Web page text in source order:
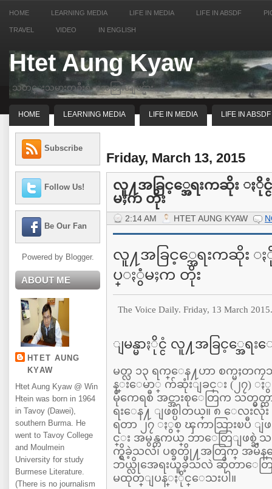
HOME LEARNING MEDIA LIFE IN MEDIA LIFE IN ABSDF
TRAVEL VIDEO IN ENGLISH
Htet Aung Kyaw
သတင္းသမားတဦးရဲ့ အေတြးအျမင္မ်ား
HOME LEARNING MEDIA LIFE IN MEDIA LIFE IN ABSDF
Subscribe
Follow Us!
Be Our Fan
Powered by Blogger.
ABOUT ME
HTET AUNG
KYAW
Htet Aung Kyaw @ Win
Htein was born in 1964
in Tavoy (Dawei),
southern Burma. He
went to Tavoy College
and Moulmein
University for study
Burmese Literature.
(There is no journalism
Friday, March 13, 2015
လူ႔အခြင့္အေရးကဆိုး ႏိုင္
မႈက တိုး
2:14 AM HTET AUNG KYAW
လူ႔အခြင့္အေရးကဆိုး ႏို
ပ္ႏွံမႈက တိုး
The Voice Daily. Friday, 13 March
ျမန္မာႏိုင္ငံ လူ႔အခြင့္အေရး
မတ္လ ၁၃ ရက္ေန႔ဟာ စက္မႈ
န္းေမာ္ က်ဆုံးျခင္း (၂၇)
မိုကေရစီ အင္အားစုေတြက သတ္မွတ္ထ
ရးေန႔ ျဖစ္ပါတယ္။ ၈ ေလးလုံ
ရတာ ၂၇ ႏွစ္ ၾကာသြားၿပီ
င္း အမွန္တကယ္ ဘာေတြျဖစ္
က္ရွိခဲ့သလဲ၊ ပစ္ခတ္ဖို႔အတြက္ အမိန္
ဘယ္လိုအေရးယူခဲ့သလဲ ဆိုတာေတြ
မထုတ္ျပန္ႏိုင္ေသးပါ။